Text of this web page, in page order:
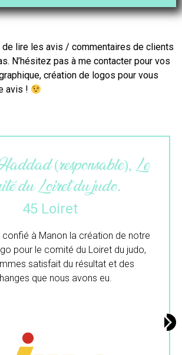
de lire les avis / commentaires de clients
N’hésitez pas à me contacter pour vos
création de logos pour vous
avis !
(gérante), L’atelier du
colibri.
33 Gironde
beaucoup pour ton travail.